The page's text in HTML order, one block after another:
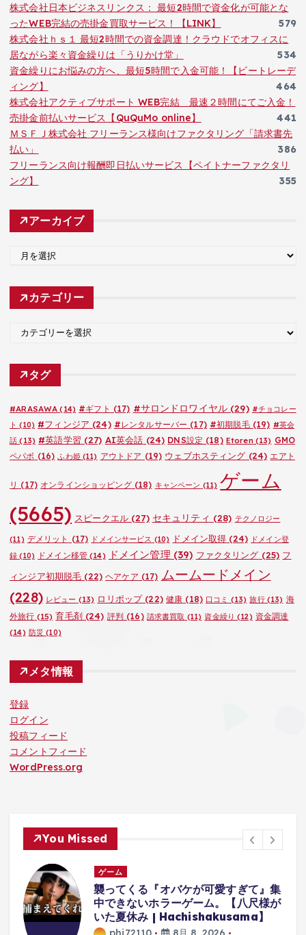
株式会社日本ビジネスリンクス： 最短2時間で資金化が可能とな
ったWEB完結の売掛金買取サービス！【LINK】
579
株式会社ｈｓ１ 最短2時間での資金調達！クラウドでオフィスに
居ながら楽々資金繰りは「うりかけ堂」
534
資金繰りにお悩みの方へ、最短5時間で入金可能！【ビートレーデ
ィング】
464
株式会社アクティブサポート WEB完結 最速２時間にてご入金！
売掛金前払いサービス【QuQuMo online】
441
ＭＳＦＪ株式会社 フリーランス様向けファクタリング「請求書先
払い」
386
フリーランス向け報酬即日払いサービス【ペイトナーファクタリ
ング】
355
アーカイブ
カ
カテゴリー
ゴ
タグ
#ARASAWA (14) #ギフト (17) #サロンドロワイヤル(29) #チョコレー
ト (10) #フィンジア (24) #レンタルサーバー (17) #初期脱毛(19) #英会
話 (13) #英語学習 (27) AI英会話 (24) DNS設定 (18) Etoren(13) GMO
ペパボ (16) ふわ姫(11) アウトドア (19) ウェブホスティング (24) エアト
リ (17) オンラインショッピング(18) キャンペーン (11) ゲーム
(5665) スピークエル(27) セキュリティ (28) テクノロジー
(11) デメリット (17) ドメインサービス (10) ドメイン取得 (24) ドメイン登
録 (10) ドメイン移管(14) ドメイン管理 (39) ファクタリング (25) フ
ィンジア初期脱毛 (22) ヘアケア (17) ムームードメイン
(228) レビュー (13) ロリポップ(22) 健康 (18) 口コミ (13) 旅行(13) 海
外旅行 (15) 育毛剤(24) 評判 (16) 請求書買取 (11) 資金繰り (12) 資金調達
(14) 防災 (10)
メタ情報
登録
ログイン
投稿フィード
コメントフィード
WordPress.org
You Missed
ゲーム
襲ってくる『オバケが可愛すぎて』集
中できないホラーゲーム。【八尺様が
いた夏休み | Hachishakusama】